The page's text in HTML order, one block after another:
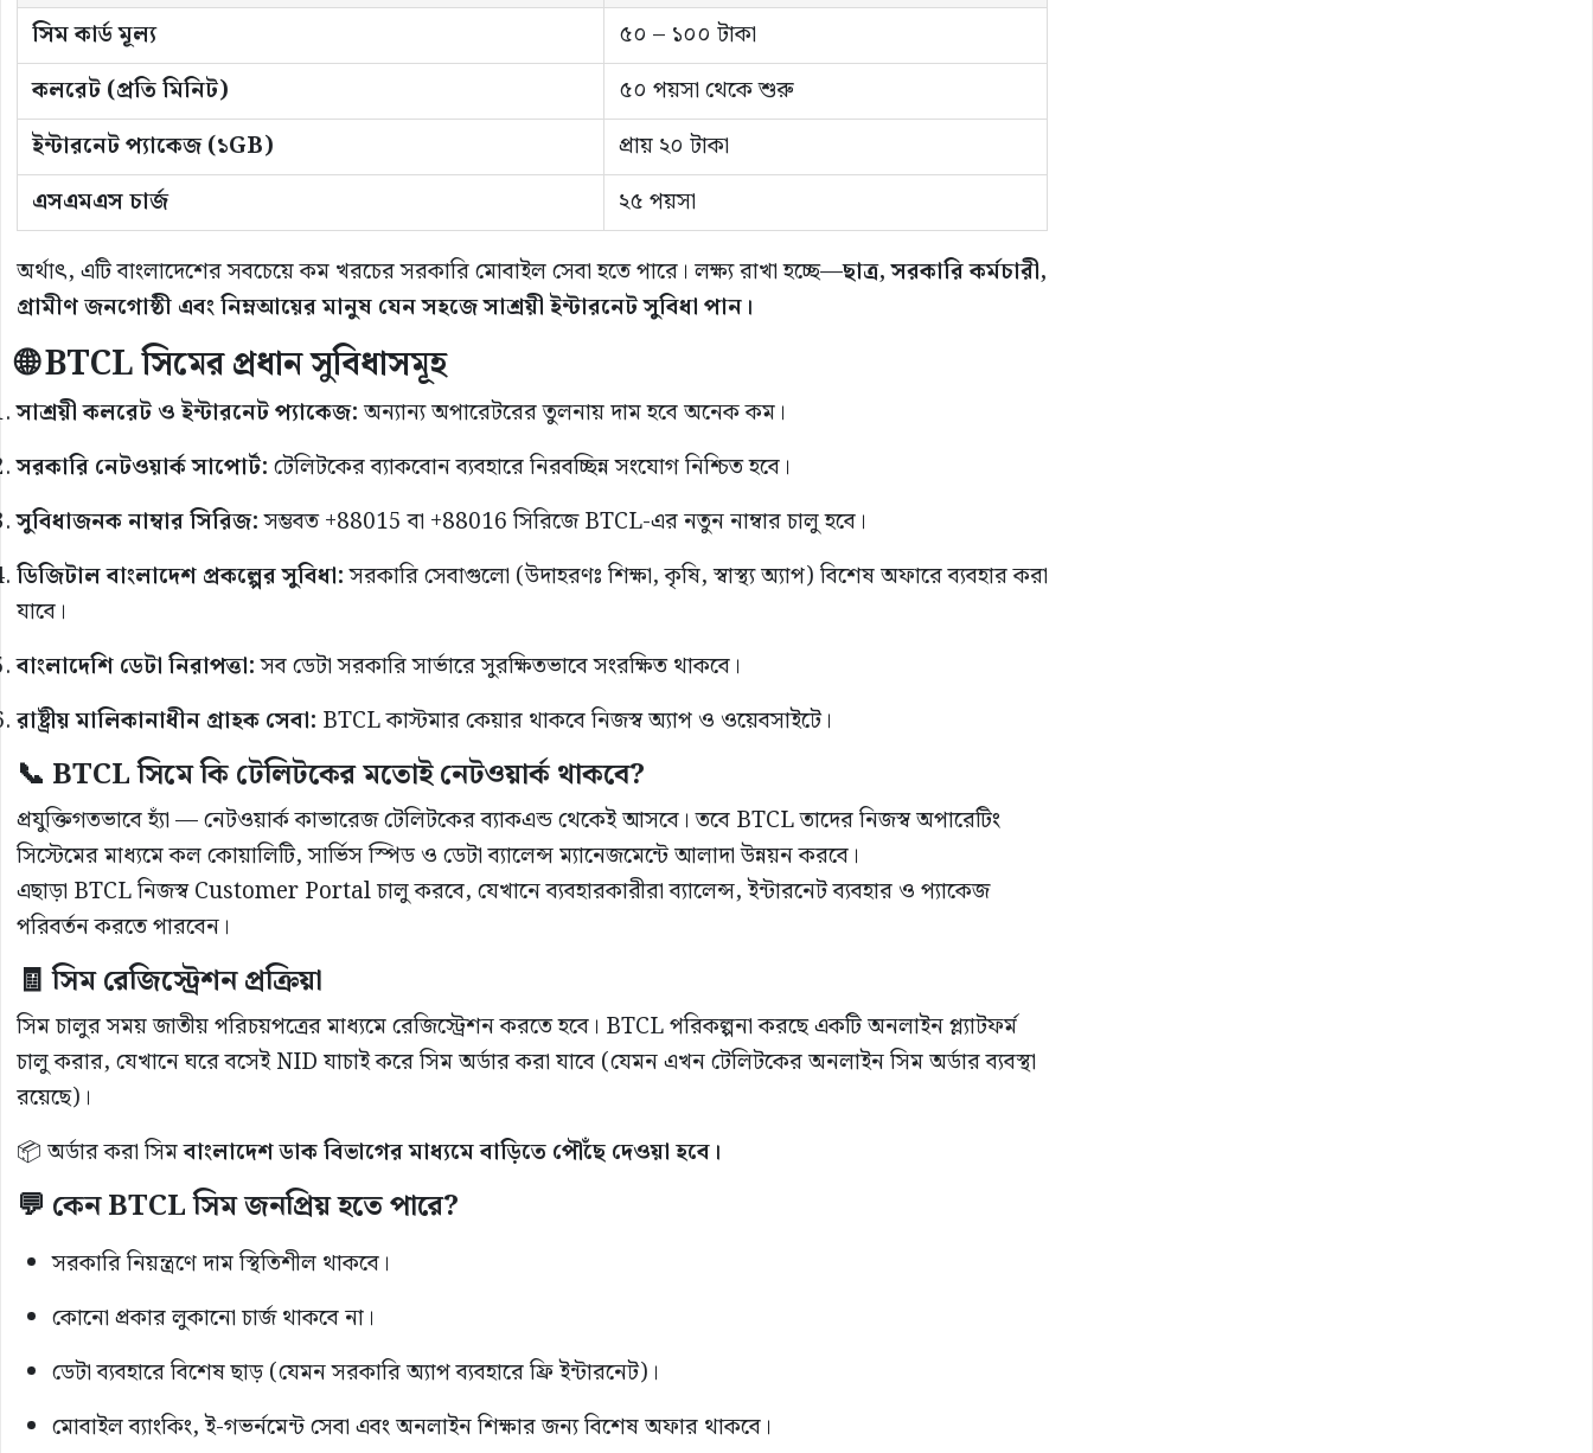
সিম কার্ড মূল্য
৫০ – ১০০ টাকা
কলরেট (প্রতি মিনিট)
৫০ পয়সা থেকে শুরু
ইন্টারনেট প্যাকেজ (১GB)
প্রায় ২০ টাকা
এসএমএস চার্জ
২৫ পয়সা
অর্থাৎ, এটি বাংলাদেশের সবচেয়ে কম খরচের সরকারি মোবাইল সেবা হতে পারে। লক্ষ্য রাখা হচ্ছে—ছাত্র, সরকারি কর্মচারী,
গ্রামীণ জনগোষ্ঠী এবং নিম্নআয়ের মানুষ যেন সহজে সাশ্রয়ী ইন্টারনেট সুবিধা পান।
🌐 BTCL সিমের প্রধান সুবিধাসমূহ
সাশ্রয়ী কলরেট ও ইন্টারনেট প্যাকেজ:অন্যান্য অপারেটরের তুলনায় দাম হবে অনেক কম।
সরকারি নেটওয়ার্ক সাপোর্ট:টেলিটকের ব্যাকবোন ব্যবহারে নিরবচ্ছিন্ন সংযোগ নিশ্চিত হবে।
সুবিধাজনক নাম্বার সিরিজ:সম্ভবত +88015 বা +88016 সিরিজে BTCL-এর নতুন নাম্বার চালু হবে।
ডিজিটাল বাংলাদেশ প্রকল্পের সুবিধা:সরকারি সেবাগুলো (উদাহরণঃ শিক্ষা, কৃষি, স্বাস্থ্য অ্যাপ) বিশেষ অফারে ব্যবহার করা
যাবে।
বাংলাদেশি ডেটা নিরাপত্তা:সব ডেটা সরকারি সার্ভারে সুরক্ষিতভাবে সংরক্ষিত থাকবে।
রাষ্ট্রীয় মালিকানাধীন গ্রাহক সেবা: BTCL কাস্টমার কেয়ার থাকবে নিজস্ব অ্যাপ ও ওয়েবসাইটে।
📞 BTCL সিমে কি টেলিটকের মতোই নেটওয়ার্ক থাকবে?
প্রযুক্তিগতভাবে হ্যাঁ — নেটওয়ার্ক কাভারেজ টেলিটকের ব্যাকএন্ড থেকেই আসবে। তবে BTCL তাদের নিজস্ব অপারেটিং
সিস্টেমের মাধ্যমে কল কোয়ালিটি, সার্ভিস স্পিড ও ডেটা ব্যালেন্স ম্যানেজমেন্টে আলাদা উন্নয়ন করবে।
এছাড়া BTCL নিজস্ব Customer Portal চালু করবে, যেখানে ব্যবহারকারীরা ব্যালেন্স, ইন্টারনেট ব্যবহার ও প্যাকেজ
পরিবর্তন করতে পারবেন।
🧾 সিম রেজিস্ট্রেশন প্রক্রিয়া
সিম চালুর সময় জাতীয় পরিচয়পত্রের মাধ্যমে রেজিস্ট্রেশন করতে হবে। BTCL পরিকল্পনা করছে একটি অনলাইন প্ল্যাটফর্ম
চালু করার, যেখানে ঘরে বসেই NID যাচাই করে সিম অর্ডার করা যাবে (যেমন এখন টেলিটকের অনলাইন সিম অর্ডার ব্যবস্থা
রয়েছে)।
📦 অর্ডার করা সিমবাংলাদেশ ডাক বিভাগের মাধ্যমে বাড়িতে পৌঁছে দেওয়া হবে।
💬 কেন BTCL সিম জনপ্রিয় হতে পারে?
সরকারি নিয়ন্ত্রণে দাম স্থিতিশীল থাকবে।
কোনো প্রকার লুকানো চার্জ থাকবে না।
ডেটা ব্যবহারে বিশেষ ছাড় (যেমন সরকারি অ্যাপ ব্যবহারে ফ্রি ইন্টারনেট)।
মোবাইল ব্যাংকিং, ই-গভর্নমেন্ট সেবা এবং অনলাইন শিক্ষার জন্য বিশেষ অফার থাকবে।